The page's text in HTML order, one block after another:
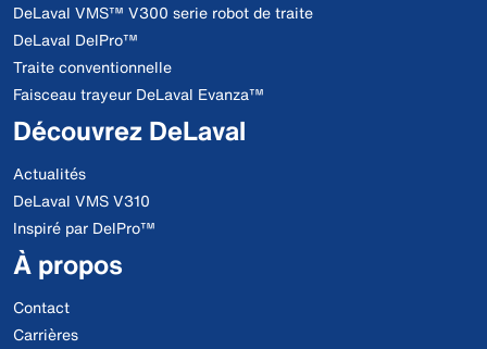
DeLaval VMS™ V300 serie robot de traite
DeLaval DelPro™
Traite conventionnelle
Faisceau trayeur DeLaval Evanza™
Découvrez DeLaval
Actualités
DeLaval VMS V310
Inspiré par DelPro™
À propos
Contact
Carrières